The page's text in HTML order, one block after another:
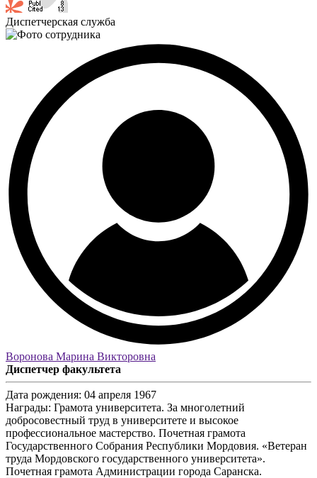
Диспетчерская служба
Воронова Марина Викторовна
Диспетчер факультета
Дата рождения: 04 апреля 1967
Награды: Грамота университета. За многолетний
добросовестный труд в университете и высокое
профессиональное мастерство. Почетная грамота
Государственного Собрания Республики Мордовия. «Ветеран
труда Мордовского государственного университета».
Почетная грамота Администрации города Саранска.